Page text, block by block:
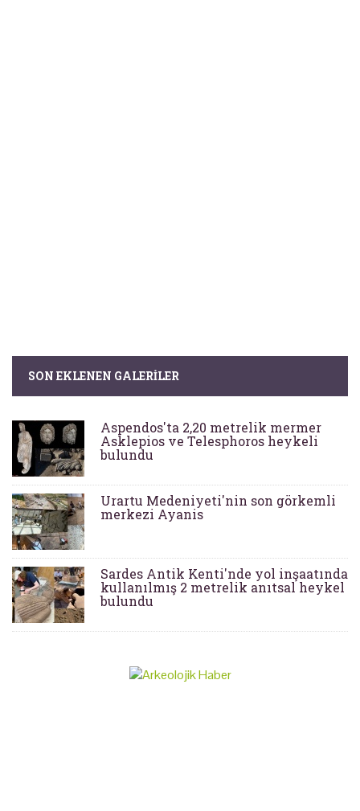
SON EKLENEN GALERILER
Aspendos'ta 2,20 metrelik mermer
Asklepios ve Telesphoros heykeli
bulundu
Urartu Medeniyeti'nin son görkemli
merkezi Ayanis
Sardes Antik Kenti'nde yol inşaatında
kullanılmış 2 metrelik anıtsal heykel
bulundu